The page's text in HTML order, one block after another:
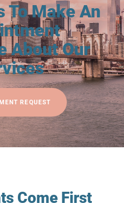
To Make An
About Our
REQUEST
Come First